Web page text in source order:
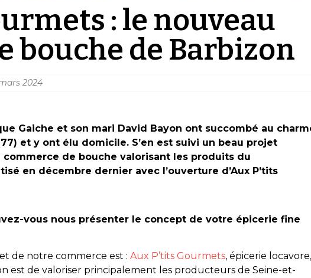
: le nouveau
bouche de Barbizon
2024
Gaiche et son mari David Bayon ont succombé au
et y ont élu domicile. S’en est suivi un beau projet
commerce de bouche valorisant les produits du
en décembre dernier avec l’ouverture d’Aux P’tits
vous nous présenter le concept de votre épicerie fine
de notre commerce est : Aux P’tits Gourmets, épicerie locavore,
est de valoriser principalement les producteurs de Seine-et-